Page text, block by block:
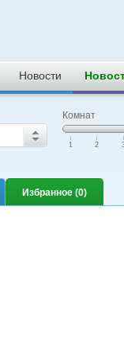
Новости
Комнат
|
1
|
2
|
Избранное (0)